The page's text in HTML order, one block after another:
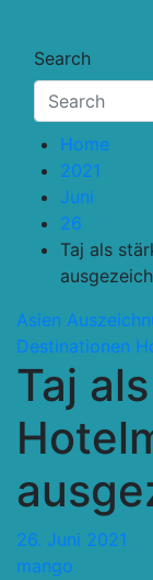
Search
Home
2021
Juni
26
Taj als
Asien
Destinationen
Taj
26. Juni 2021
mango